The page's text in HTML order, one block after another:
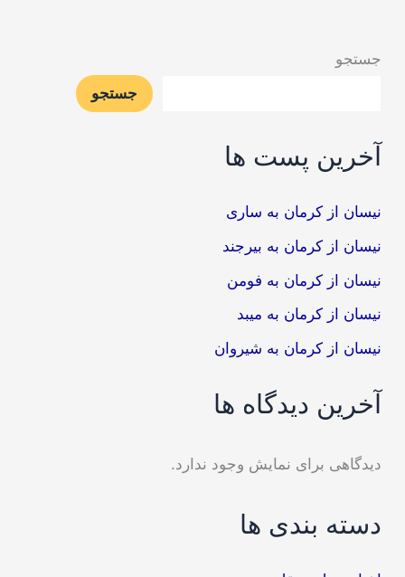
جستجو
جستجو
آخرین پست ها
نیسان از کرمان به ساری
نیسان از کرمان به بیرجند
نیسان از کرمان به فومن
نیسان از کرمان به میبد
نیسان از کرمان به شیروان
آخرین دیدگاه ها
دیدگاهی برای نمایش وجود ندارد.
دسته بندی ها